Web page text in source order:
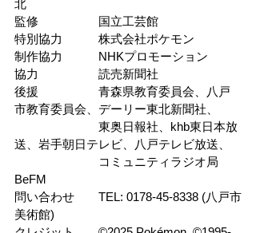
北
監修 国立工芸館
特別協力 株式会社ポケモン
制作協力 NHKプロモーション
協力 読売新聞社
後援 青森県教育委員会、八戸
市教育委員会、デーリー東北新聞社、
東奥日報社、khb東日本放
送、岩手朝日テレビ、八戸テレビ放送、
コミュニティラジオ局
BeFM
問い合わせ TEL: 0178-45-8338 (八戸市
美術館)